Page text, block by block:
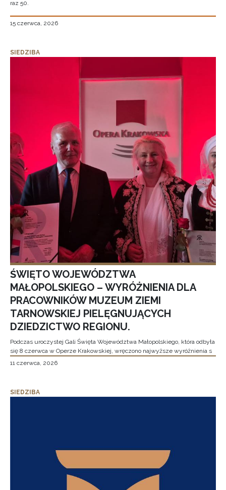
raz 50.
15 czerwca, 2026
SIEDZIBA
ŚWIĘTO WOJEWÓDZTWA
MAŁOPOLSKIEGO – WYRÓŻNIENIA DLA
PRACOWNIKÓW MUZEUM ZIEMI
TARNOWSKIEJ PIELĘGNUJĄCYCH
DZIEDZICTWO REGIONU.
Podczas uroczystej Gali Święta Województwa Małopolskiego, która odbyła
się 8 czerwca w Operze Krakowskiej, wręczono najwyższe wyróżnienia s
11 czerwca, 2026
SIEDZIBA